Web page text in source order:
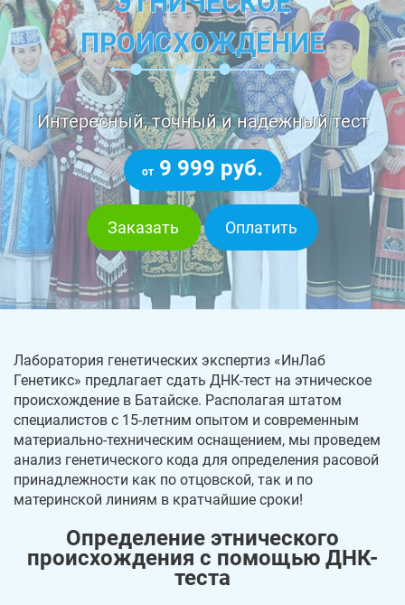
ПРОИСХОЖДЕНИЕ
Интересный, точный и надежный тест
от 9 999 руб.
Заказать Оплатить
Лаборатория генетических экспертиз «ИнЛаб
Генетикс» предлагает сдать ДНК-тест на этническое
происхождение в Батайске. Располагая штатом
специалистов с 15-летним опытом и современным
материально-техническим оснащением, мы проведем
анализ генетического кода для определения расовой
принадлежности как по отцовской, так и по
материнской линиям в кратчайшие сроки!
Определение этнического
происхождения с помощью ДНК-
теста